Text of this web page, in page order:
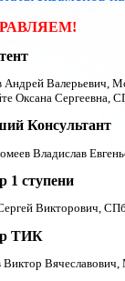
Андрей Валерьевич,
Оксана Сергеевна,
Консультант
Владислав
1 ступени
Викторович,
ТИК
Виктор Вячеславович,